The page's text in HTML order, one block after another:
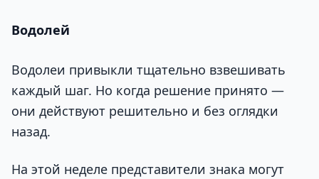
Водолей
Водолеи привыкли тщательно взвешивать
каждый шаг. Но когда решение принято —
они действуют решительно и без оглядки
назад.
На этой неделе представители знака могут